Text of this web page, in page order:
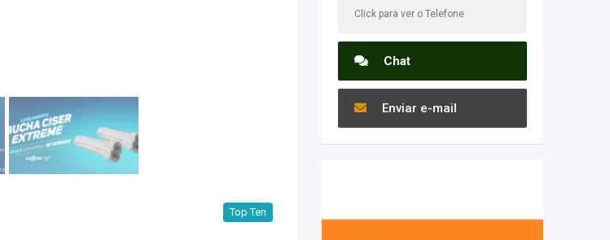
Top Ten
Click para ver o Telefone
Chat
Enviar e-mail